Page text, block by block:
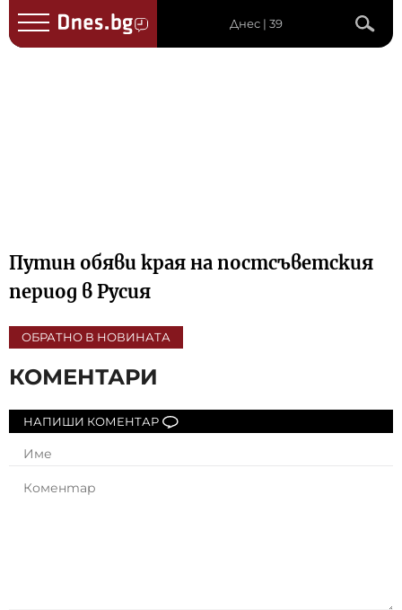
Днес | 39
Путин обяви края на постсъветския
период в Русия
ОБРАТНО В НОВИНАТА
КОМЕНТАРИ
НАПИШИ КОМЕНТАР